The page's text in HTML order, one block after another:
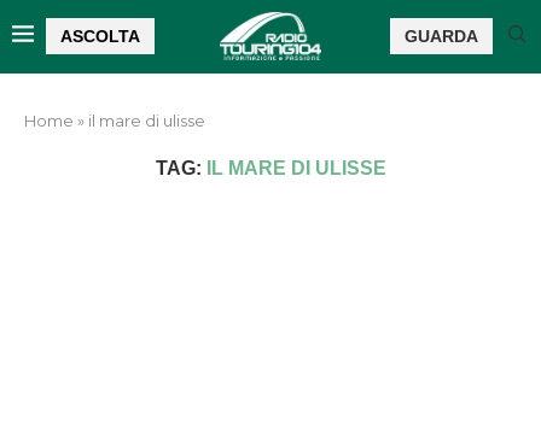
ASCOLTA GUARDA
Home » il mare di ulisse
TAG: IL MARE DI ULISSE